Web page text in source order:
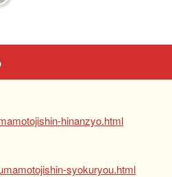
hinanzyo.html
syokuryou.html